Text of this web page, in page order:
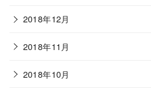
2018年12月
2018年11月
2018年10月